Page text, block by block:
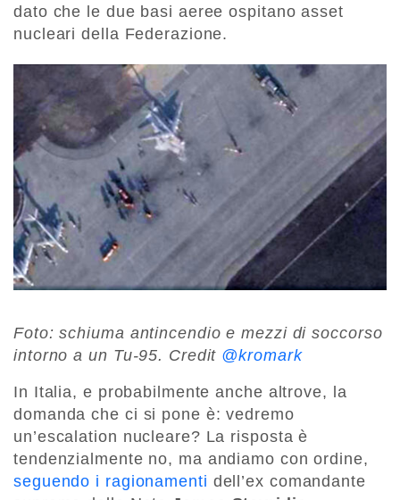
dato che le due basi aeree ospitano asset
nucleari della Federazione.
Foto: schiuma antincendio e mezzi di soccorso
intorno a un Tu-95. Credit @kromark
In Italia, e probabilmente anche altrove, la
domanda che ci si pone è: vedremo
un’escalation nucleare? La risposta è
tendenzialmente no, ma andiamo con ordine,
seguendo i ragionamenti dell’ex comandante